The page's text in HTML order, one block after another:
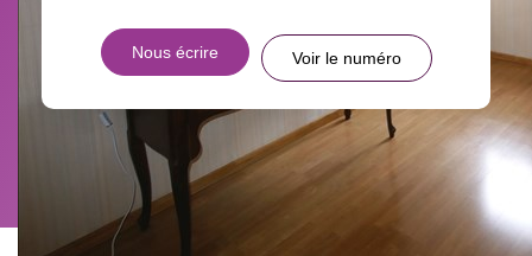
RÉSULTATS DES LYCÉES ECOLES ET CRÈCHES
RESTAURANTS ET CAFÉS COMMERCES
Nous écrire Voir le numéro